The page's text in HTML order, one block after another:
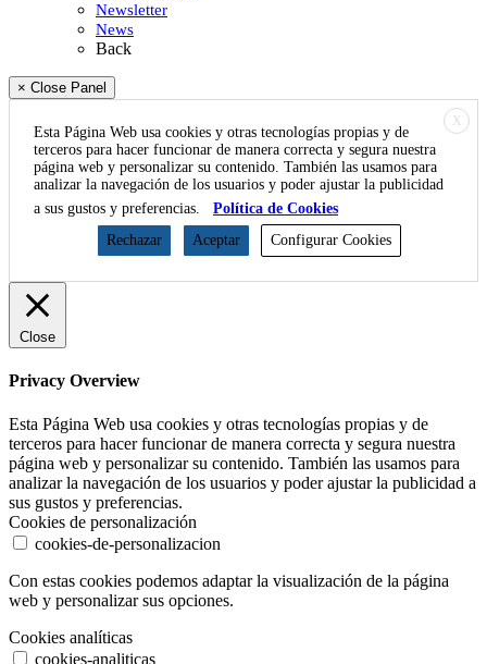
Newsletter
News
Back
× Close Panel
X
Esta Página Web usa cookies y otras tecnologías propias y de
terceros para hacer funcionar de manera correcta y segura nuestra
página web y personalizar su contenido. También las usamos para
analizar la navegación de los usuarios y poder ajustar la publicidad
a sus gustos y preferencias.
Política de Cookies
Rechazar
Aceptar Configurar Cookies
Close
Privacy Overview
Esta Página Web usa cookies y otras tecnologías propias y de
terceros para hacer funcionar de manera correcta y segura nuestra
página web y personalizar su contenido. También las usamos para
analizar la navegación de los usuarios y poder ajustar la publicidad a
sus gustos y preferencias.
Cookies de personalización
cookies-de-personalizacion
Con estas cookies podemos adaptar la visualización de la página
web y personalizar sus opciones.
Cookies analíticas
cookies-analiticas